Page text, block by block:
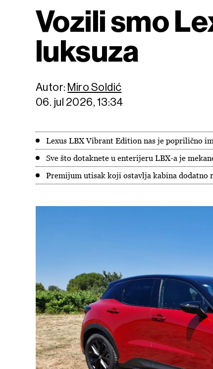
Vozili smo
luksuza
Autor: Miro Soldić
06. jul 2026, 13:34
Lexus LBX Vibrant Edition nas je poprilično
Sve što dotaknete u enterijeru LBX-a je
Premijum utisak koji ostavlja kabina dodatno